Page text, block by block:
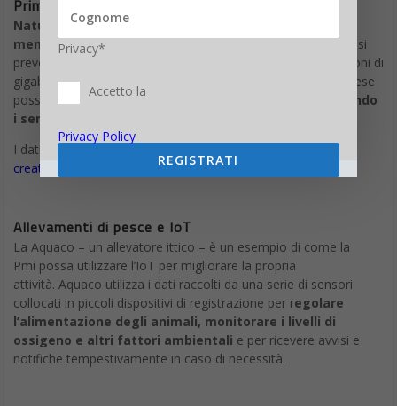
Prima i dati poi l’internet delle cose
Naturalmente, le Pmi dovranno provvedere alla
memorizzazione di monti di dati prodotti dall’IoT,
che si
prevede possano raggiungere i 600 zettabytes – o i 600 trilioni di
gigabyte – già entro il 2020. Fortunatamente le piccole imprese
possono adattarsi a questa esplosione di dati,
abbandonando
i server tradizionali e abbracciando il cloud.
I dati in sé sono inutili non si è in grado
creative
per sfruttare le informazioni in essi contenute.
Allevamenti di pesce e IoT
La Aquaco – un allevatore ittico – è un esempio di come la
Pmi possa utilizzare l’IoT per migliorare la propria
attività. Aquaco utilizza i dati raccolti da una serie di sensori
collocati in piccoli dispositivi di registrazione per regolare
l’alimentazione degli animali, monitorare i livelli di
ossigeno e altri fattori ambientali e per ricevere avvisi e
notifiche tempestivamente in caso di necessità.
Privacy*
Accetto la
Privacy Policy
REGISTRATI